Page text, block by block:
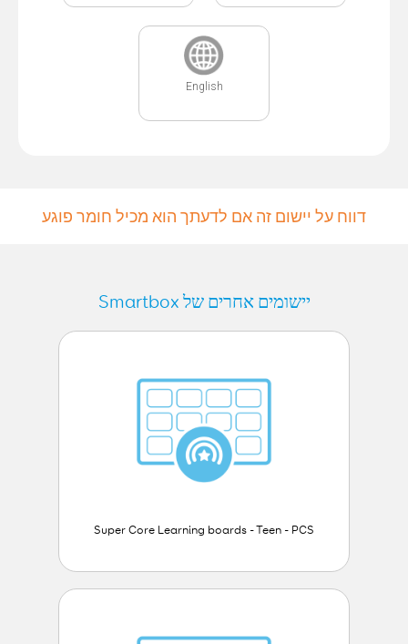
English
דווח על יישום זה אם לדעתך הוא מכיל חומר פוגע
יישומים אחרים של Smartbox
Super Core Learning boards - Teen - PCS